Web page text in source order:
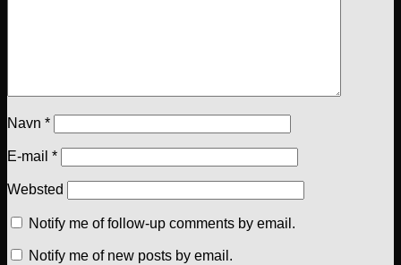
Navn *
E-mail *
Websted
Notify me of follow-up comments by email.
Notify me of new posts by email.